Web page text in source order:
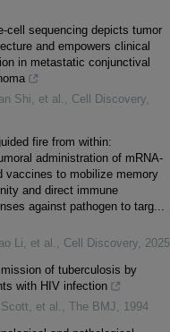
cell sequencing depicts tumor
and empowers clinical
in metastatic conjunctival
Shi, et al. , Cell Discovery,
fire from within:
administration of mRNA-
vaccines to mobilize memory
and direct immune
against pathogen to targ...
Li, et al. , Cell Discovery, 2025
of tuberculosis by
with HIV infection
et al. , The BMJ, 1994